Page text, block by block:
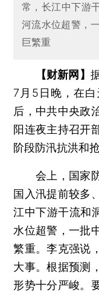
常，长江中下游
河流水位超警，
巨繁重
【财新网】
7月5日晚，在
后，中共中央政
阳连夜主持召开
阶段防汛抗洪和
会上，国家防
国入汛提前较多
江中下游干流和
水位超警，一批
繁重。李克强说
大事。根据预测
形势十分严峻。